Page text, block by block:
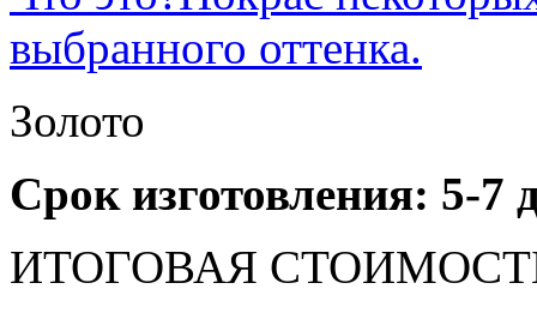
выбранного оттенка.
Золото
Срок изготовления: 5-7
ИТОГОВАЯ